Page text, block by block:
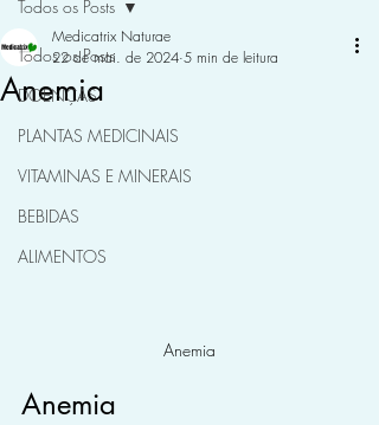
Todos os Posts
DOENÇAS
PLANTAS MEDICINAIS
VITAMINAS E MINERAIS
BEBIDAS
ALIMENTOS
Todos os Posts
Anemia
Medicatrix Naturae
22 de mai. de 2024 5 min de leitura
Anemia
Anemia